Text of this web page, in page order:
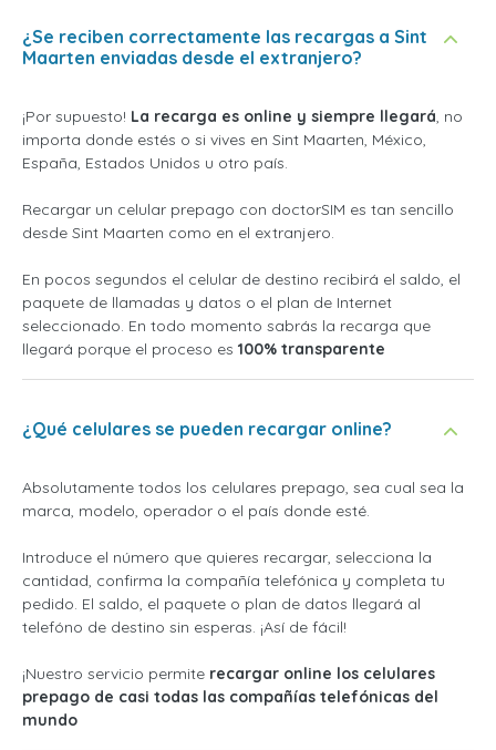
¿Se reciben correctamente las recargas a Sint
Maarten enviadas desde el extranjero?
¡Por supuesto! La recarga es online y siempre llegará, no
importa donde estés o si vives en Sint Maarten, México,
España, Estados Unidos u otro país.
Recargar un celular prepago con doctorSIM es tan sencillo
desde Sint Maarten como en el extranjero.
En pocos segundos el celular de destino recibirá el saldo, el
paquete de llamadas y datos o el plan de Internet
seleccionado. En todo momento sabrás la recarga que
llegará porque el proceso es 100% transparente
¿Qué celulares se pueden recargar online?
Absolutamente todos los celulares prepago, sea cual sea la
marca, modelo, operador o el país donde esté.
Introduce el número que quieres recargar, selecciona la
cantidad, confirma la compañía telefónica y completa tu
pedido. El saldo, el paquete o plan de datos llegará al
telefóno de destino sin esperas. ¡Así de fácil!
¡Nuestro servicio permite recargar online los celulares
prepago de casi todas las compañías telefónicas del
mundo